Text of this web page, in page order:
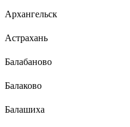
Архангельск
Астрахань
Балабаново
Балаково
Балашиха